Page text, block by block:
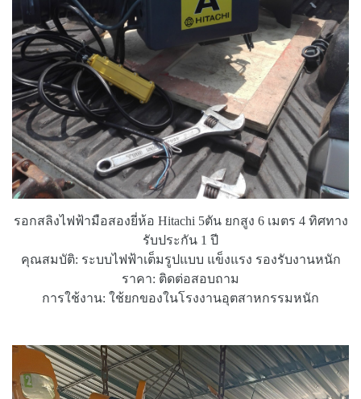
รอกสลิงไฟฟ้ามือสองยี่ห้อ Hitachi 5ตัน ยกสูง 6 เมตร 4 ทิศทาง
รับประกัน 1 ปี
คุณสมบัติ: ระบบไฟฟ้าเต็มรูปแบบ แข็งแรง รองรับงานหนัก
ราคา: ติดต่อสอบถาม
การใช้งาน: ใช้ยกของในโรงงานอุตสาหกรรมหนัก